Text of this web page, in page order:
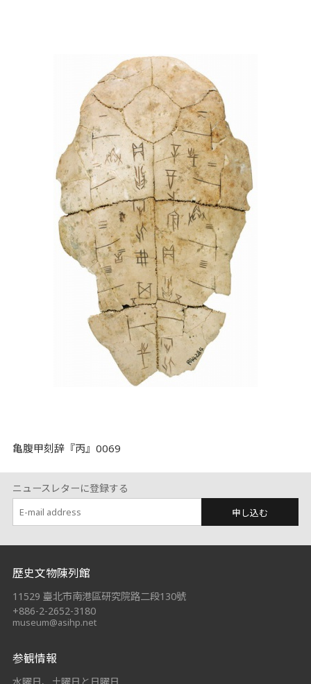
亀腹甲刻辞『丙』0069
ニュースレターに登録する
申し込む
:::
歷史文物陳列館
11529 臺北市南港區研究院路二段130號
+886-2-2652-3180
museum@asihp.net
参観情報
水曜日、土曜日と日曜日